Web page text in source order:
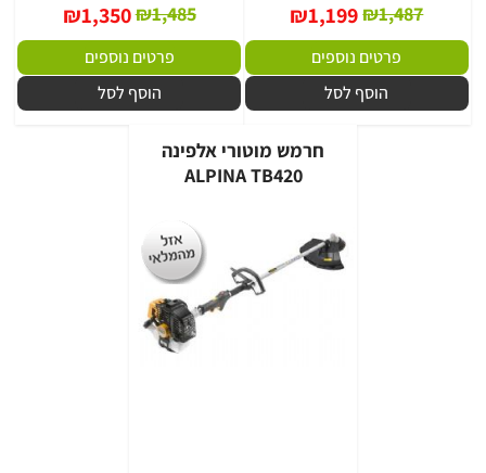
₪1,487
₪1,199
פרטים נוספים
הוסף לסל
₪1,485
₪1,350
פרטים נוספים
הוסף לסל
חרמש מוטורי אלפינה
ALPINA TB420